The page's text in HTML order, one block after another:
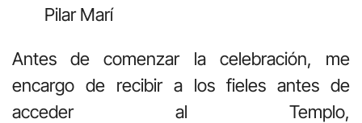
Pilar Marí
Antes de comenzar la celebración, me
encargo de recibir a los fieles antes de
acceder al Templo,